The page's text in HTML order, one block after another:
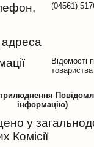
(04561)
Відомості
товариства
інформацію)
у
Комісії